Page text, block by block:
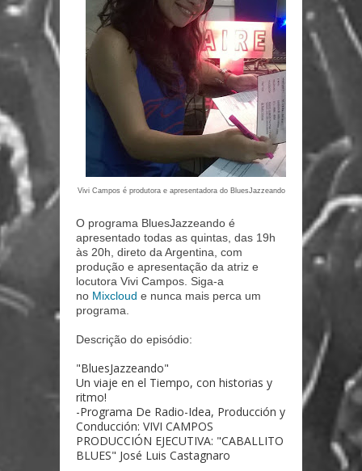
Vivi Campos é produtora e apresentadora do BluesJazzeando
O programa BluesJazzeando é
apresentado todas as quintas, das 19h
às 20h, direto da Argentina, com
produção e apresentação da atriz e
locutora Vivi Campos. Siga-a
no Mixcloud e nunca mais perca um
programa.
Descrição do episódio:
"BluesJazzeando"
Un viaje en el Tiempo, con historias y
ritmo!
-Programa De Radio-Idea, Producción y
Conducción: VIVI CAMPOS
PRODUCCIÓN EJECUTIVA: "CABALLITO
BLUES" José Luis Castagnaro